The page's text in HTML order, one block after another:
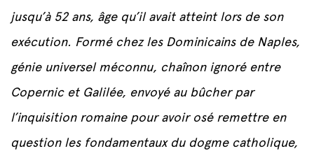
jusqu’à 52 ans, âge qu’il avait atteint lors de son
exécution. Formé chez les Dominicains de Naples,
génie universel méconnu, chaînon ignoré entre
Copernic et Galilée, envoyé au bûcher par
l’inquisition romaine pour avoir osé remettre en
question les fondamentaux du dogme catholique,